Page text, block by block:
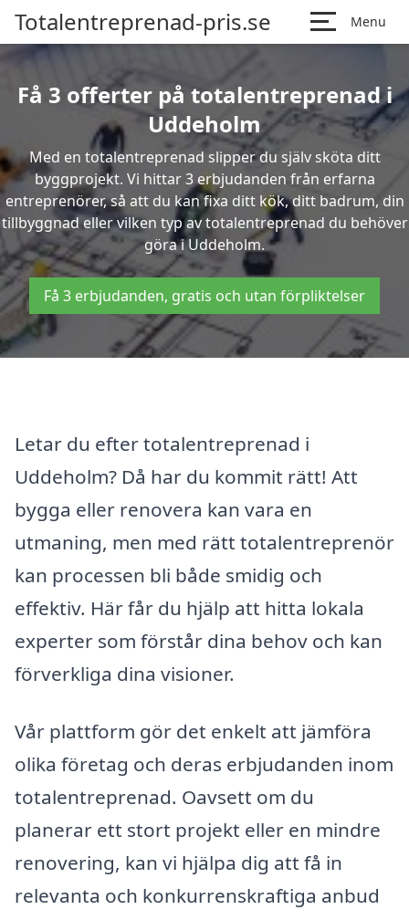
Totalentreprenad-pris.se Menu
Få 3 offerter på totalentreprenad i
Uddeholm
Med en totalentreprenad slipper du själv sköta ditt
byggprojekt. Vi hittar 3 erbjudanden från erfarna
entreprenörer, så att du kan fixa ditt kök, ditt badrum, din
tillbyggnad eller vilken typ av totalentreprenad du behöver
göra i Uddeholm.
Få 3 erbjudanden, gratis och utan förpliktelser
Letar du efter totalentreprenad i
Uddeholm? Då har du kommit rätt! Att
bygga eller renovera kan vara en
utmaning, men med rätt totalentreprenör
kan processen bli både smidig och
effektiv. Här får du hjälp att hitta lokala
experter som förstår dina behov och kan
förverkliga dina visioner.
Vår plattform gör det enkelt att jämföra
olika företag och deras erbjudanden inom
totalentreprenad. Oavsett om du
planerar ett stort projekt eller en mindre
renovering, kan vi hjälpa dig att få in
relevanta och konkurrenskraftiga anbud